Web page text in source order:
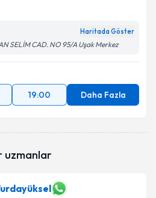
Haritada Göster
SELİM CAD. NO 95/A Uşak Merkez
19:00 Daha Fazla
uzmanlar